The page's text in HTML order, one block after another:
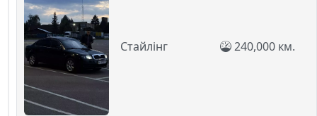
Стайлінг 240,000 км.